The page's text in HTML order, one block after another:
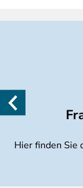
Hier finden Sie